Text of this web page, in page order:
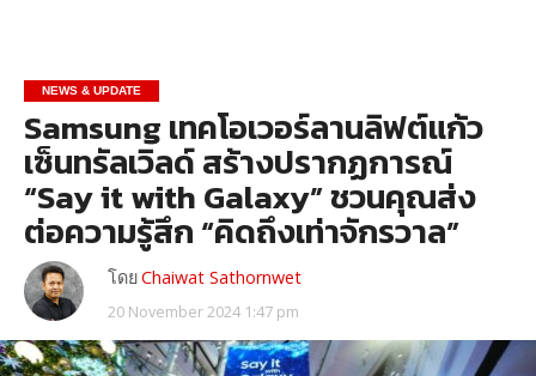
NEWS & UPDATE
Samsung เทคโอเวอร์ลานลิฟต์แก้ว
เซ็นทรัลเวิลด์ สร้างปรากฏการณ์
“Say it with Galaxy” ชวนคุณส่ง
ต่อความรู้สึก “คิดถึงเท่าจักรวาล”
โดยChaiwat Sathornwet
20 November 2024 1:47 pm